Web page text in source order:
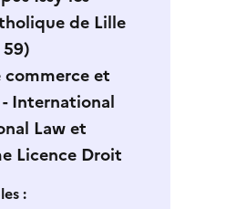
de Lille
commerce et
International
Law et
Licence Droit
dans la zone déroulante
:S